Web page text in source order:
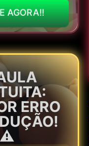
AGORA!!
ERRO
⚠️